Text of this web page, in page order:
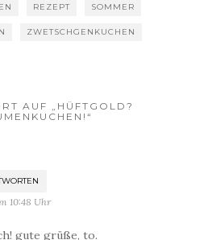
REZEPT SOMMER
ZWETSCHGENKUCHEN
AUF „HÜFTGOLD?
10:48 Uhr
gute grüße, to.